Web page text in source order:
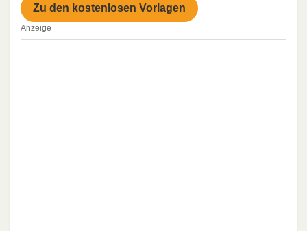
Zu den kostenlosen Vorlagen
Anzeige